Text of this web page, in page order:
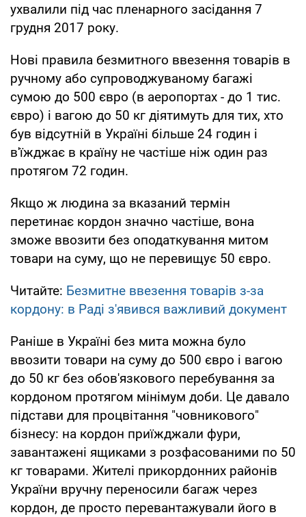
ухвалили під час пленарного засідання 7
грудня 2017 року.
Нові правила безмитного ввезення товарів в
ручному або супроводжуваному багажі
сумою до 500 євро (в аеропортах - до 1 тис.
євро) і вагою до 50 кг діятимуть для тих, хто
був відсутній в Україні більше 24 годин і
в'їжджає в країну не частіше ніж один раз
протягом 72 годин.
Якщо ж людина за вказаний термін
перетинає кордон значно частіше, вона
зможе ввозити без оподаткування митом
товари на суму, що не перевищує 50 євро.
Читайте: Безмитне ввезення товарів з-за
кордону: в Раді з'явився важливий документ
Раніше в Україні без мита можна було
ввозити товари на суму до 500 євро і вагою
до 50 кг без обов'язкового перебування за
кордоном протягом мінімум доби. Це давало
підстави для процвітання "човникового"
бізнесу: на кордон приїжджали фури,
завантажені ящиками з розфасованими по 50
кг товарами. Жителі прикордонних районів
України вручну переносили багаж через
кордон, де просто перевантажували його в